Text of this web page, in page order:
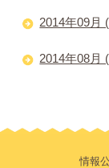
2014年09月
2014年08月
情報